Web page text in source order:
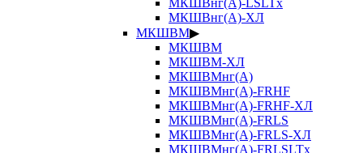
МКШВнг(А)-LSLTx
МКШВнг(А)-ХЛ
МКШВМ▶
МКШВМ
МКШВМ-ХЛ
МКШВМнг(А)
МКШВМнг(А)-FRHF
МКШВМнг(А)-FRHF-ХЛ
МКШВМнг(А)-FRLS
МКШВМнг(А)-FRLS-ХЛ
МКШВМнг(А)-FRLSLTx